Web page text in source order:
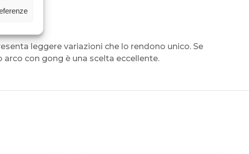
film
leggere variazioni che lo rendono unico. Se
con gong è una scelta eccellente.